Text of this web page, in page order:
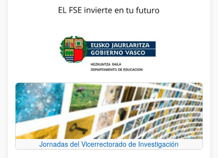
Jornadas del Vicerrectorado de Investigación